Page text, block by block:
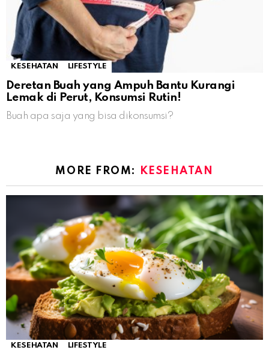
KESEHATAN LIFESTYLE
Deretan Buah yang Ampuh Bantu Kurangi
Lemak di Perut, Konsumsi Rutin!
Buah apa saja yang bisa dikonsumsi?
MORE FROM: KESEHATAN
KESEHATAN LIFESTYLE